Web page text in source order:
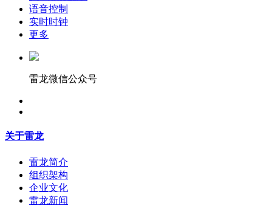
语音控制
实时时钟
更多
雷龙微信公众号
关于雷龙
雷龙简介
组织架构
企业文化
雷龙新闻